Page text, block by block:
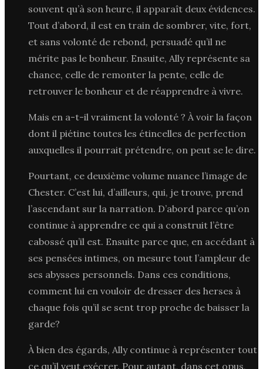
souvent qu’à son heure, il apparaît deux évidences.
Tout d’abord, il est en train de sombrer, vite, fort,
et sans volonté de rebond, persuadé qu’il ne
mérite pas le bonheur. Ensuite, Ally représente sa
chance, celle de remonter la pente, celle de
retrouver le bonheur et de réapprendre à vivre.
Mais en a-t-il vraiment la volonté ? À voir la façon
dont il piétine toutes les étincelles de perfection
auxquelles il pourrait prétendre, on peut se le dire.
Pourtant, ce deuxième volume nuance l’image de
Chester. C’est lui, d’ailleurs, qui, je trouve, prend
l’ascendant sur la narration. D’abord parce qu’on
continue à apprendre ce qui a construit l’être
cabossé qu’il est. Ensuite parce que, en accédant à
ses pensées intimes, on mesure tout l’ampleur de
ses abysses personnels. Dans ces conditions,
comment lui en vouloir de dresser des herses à
chaque fois qu’il se sent trop proche de baisser la
garde?
À bien des égards, Ally continue à représenter tout
ce qu’il veut exécrer. Pour autant, dans cet opus,